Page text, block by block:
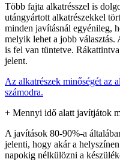
Több fajta alkatrésszel is
utángyártott alkatrészekkel
minden javításnál egyénileg,
melyik lehet a jobb választás.
is fel van tüntetve.
jelent.
Az alkatrészek minőségét az
számodra.
+ Mennyi idő alatt javítjátok
A javítások 80-90%-a
jelenti, hogy akár a
napokig nélkülözni a